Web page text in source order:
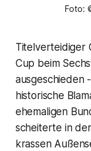
Foto:
Titelverteidiger
Cup beim
ausgeschieden
historische
ehemaligen
scheiterte in
krassen